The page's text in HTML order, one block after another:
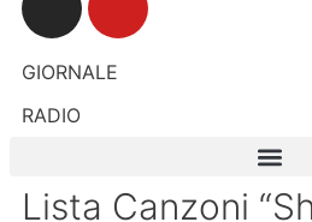
GIORNALE
RADIO
Lista Canzoni